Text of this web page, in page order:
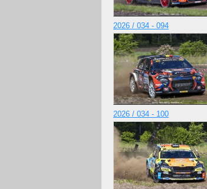
2026 / 034 - 094
2026 / 034 - 100